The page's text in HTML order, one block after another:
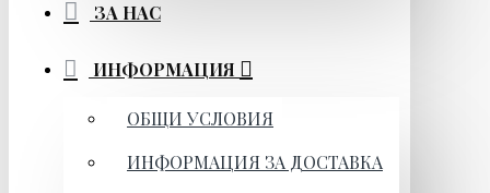
ЗА НАС
ИНФОРМАЦИЯ
ОБЩИ УСЛОВИЯ
ИНФОРМАЦИЯ ЗА ДОСТАВКА